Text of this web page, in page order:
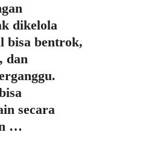
dikelola
bisa bentrok,
dan
secara
…